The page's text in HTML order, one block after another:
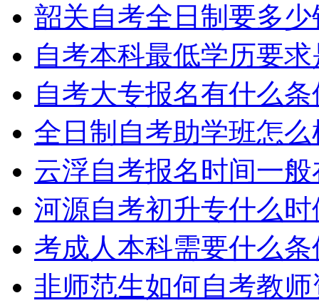
韶关自考全日制要多少
自考本科最低学历要
自考大专报名有什么
全日制自考助学班怎么
云浮自考报名时间一
河源自考初升专什么
考成人本科需要什么条
非师范生如何自考教